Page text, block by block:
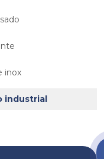
inox
industrial